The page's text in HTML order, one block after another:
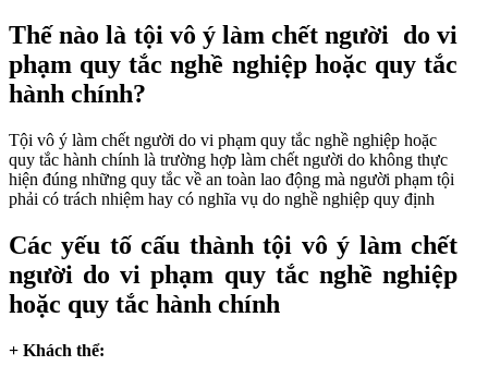
Thế nào là tội vô ý làm chết người do vi
phạm quy tắc nghề nghiệp hoặc quy tắc
hành chính?
Tội vô ý làm chết người do vi phạm quy tắc nghề nghiệp hoặc
quy tắc hành chính là trường hợp làm chết người do không thực
hiện đúng những quy tắc về an toàn lao động mà người phạm tội
phải có trách nhiệm hay có nghĩa vụ do nghề nghiệp quy định
Các yếu tố cấu thành tội vô ý làm chết
người do vi phạm quy tắc nghề nghiệp
hoặc quy tắc hành chính
+ Khách thể: